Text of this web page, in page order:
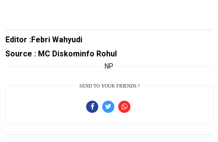
Editor :Febri Wahyudi
Source : MC Diskominfo Rohul
NP
SEND TO YOUR FRIENDS !
EduBudaya
EduStyle